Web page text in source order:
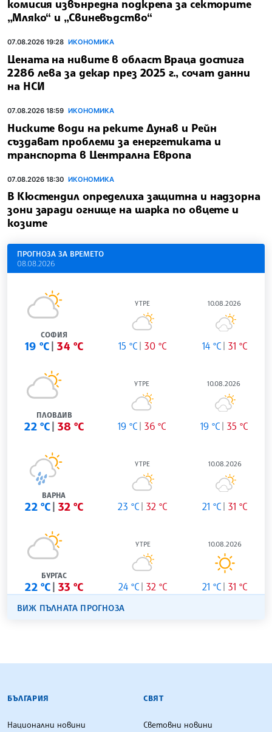
комисия извънредна подкрепа за секторите
„Мляко“ и „Свиневъдство“
07.08.2026 19:28 ИКОНОМИКА
Цената на нивите в област Враца достига
2286 лева за декар през 2025 г., сочат данни
на НСИ
07.08.2026 18:59 ИКОНОМИКА
Ниските води на реките Дунав и Рейн
създават проблеми за енергетиката и
транспорта в Централна Европа
07.08.2026 18:30 ИКОНОМИКА
В Кюстендил определиха защитна и надзорна
зони заради огнище на шарка по овцете и
козите
ПРОГНОЗА ЗА ВРЕМЕТО
08.08.2026
СОФИЯ
19 °C 34 °C
УТРЕ
15 °C 30 °C
10.08.2026
14 °C 31 °C
ПЛОВДИВ
22 °C 38 °C
УТРЕ
19 °C 36 °C
10.08.2026
19 °C 35 °C
ВАРНА
22 °C 32 °C
УТРЕ
23 °C 32 °C
10.08.2026
21 °C 31 °C
БУРГАС
22 °C 33 °C
УТРЕ
24 °C 32 °C
10.08.2026
21 °C 31 °C
ВИЖ ПЪЛНАТА ПРОГНОЗА
БЪЛГАРСКА ТЕЛЕГРАФНА АГЕНЦИЯ
БЪЛГАРИЯ
Национални новини
СВЯТ
Световни новини